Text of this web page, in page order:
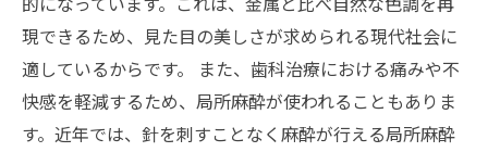
現できるため、見た目の美しさが求められる現代社会に
適しているからです。 また、歯科治療における痛みや不
快感を軽減するため、局所麻酔が使われることもありま
す。近年では、針を刺すことなく麻酔が行える局所麻酔